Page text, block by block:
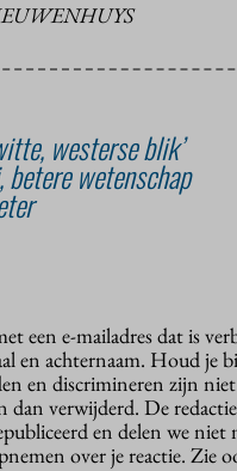
westerse blik’
wetenschap
een e-mailadres dat is
en achternaam. Houd je
en discrimineren zijn
dan verwijderd. De
en delen we
over je reactie. Zie